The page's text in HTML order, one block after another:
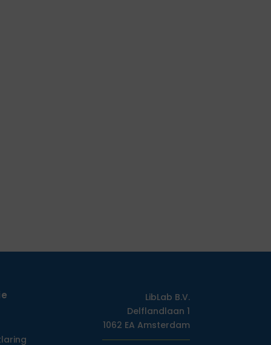
LibLab B.V.
Delflandlaan 1
1062 EA Amsterdam